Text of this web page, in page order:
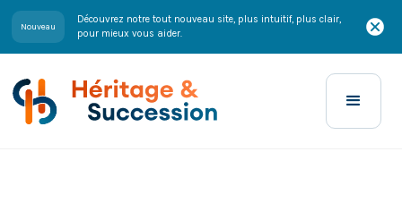
Nouveau
Découvrez notre tout nouveau site, plus intuitif, plus clair,
pour mieux vous aider.